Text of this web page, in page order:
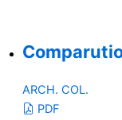
ARCH. COL.
PDF